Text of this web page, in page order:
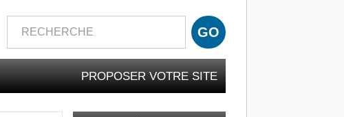
PROPOSER VOTRE SITE